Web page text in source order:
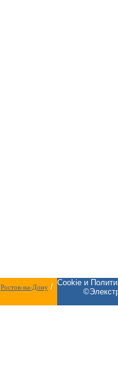
Ростов-на-Дону / Cookie и